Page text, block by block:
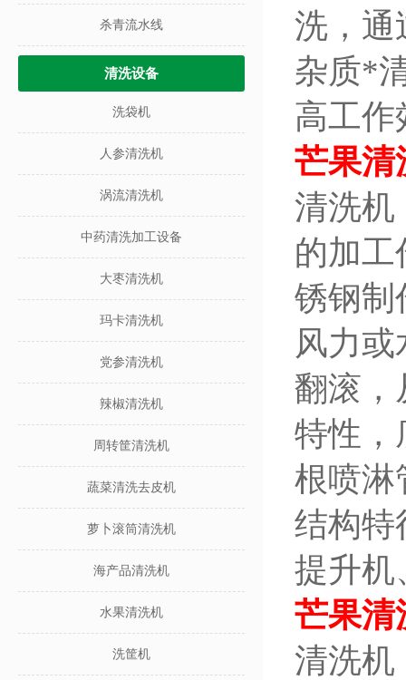
杀青流水线
清洗设备
洗袋机
人参清洗机
涡流清洗机
中药清洗加工设备
大枣清洗机
玛卡清洗机
党参清洗机
辣椒清洗机
周转筐清洗机
蔬菜清洗去皮机
萝卜滚筒清洗机
海产品清洗机
水果清洗机
洗筐机
洗，通
杂质*
高工作
芒果清
清洗机
的加工
锈钢制
风力
翻滚，
特性，
根喷淋
结构特
提升机
芒果清
清洗机